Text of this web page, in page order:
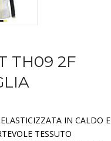
TH09 2F
IN CALDO E
TESSUTO